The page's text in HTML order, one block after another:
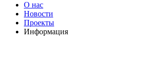
О нас
Новости
Проекты
Информация